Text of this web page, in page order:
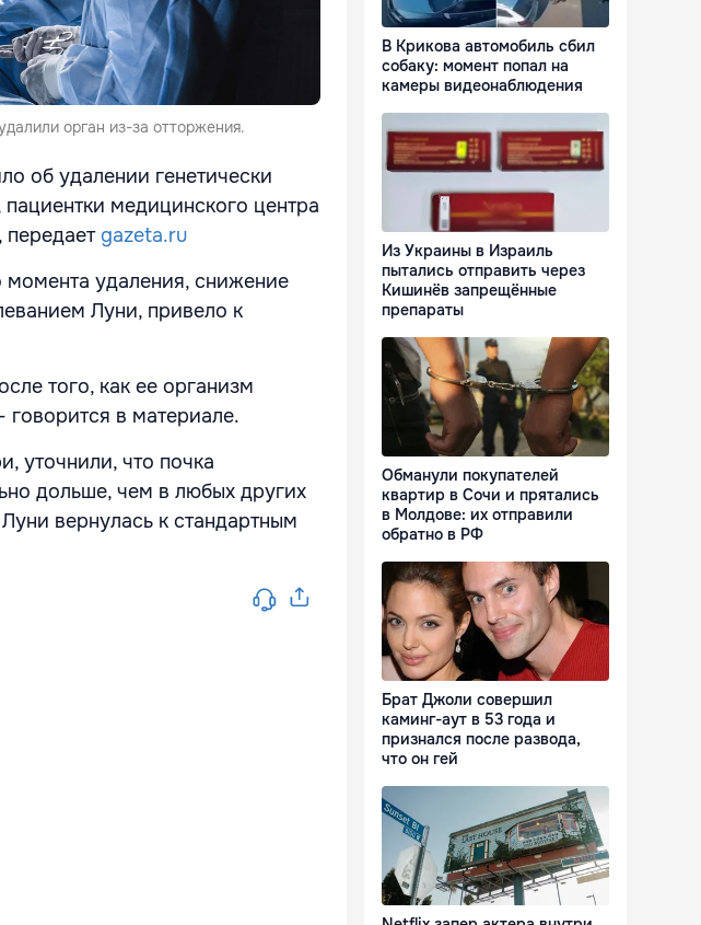
орган из-за отторжения.
об удалении генетически
медицинского центра
gazeta.ru
момента удаления, снижение
Луни, привело к
того, как ее организм
в материале.
уточнили, что почка
дольше, чем в любых других
вернулась к стандартным
В Крикова автомобиль сбил
собаку: момент попал на
камеры видеонаблюдения
Из Украины в Израиль
пытались отправить через
Кишинёв запрещённые
препараты
Обманули покупателей
квартир в Сочи и прятались
в Молдове: их отправили
обратно в РФ
Брат Джоли совершил
каминг-аут в 53 года и
признался после развода,
что он гей